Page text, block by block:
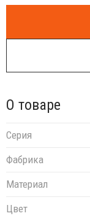
О товаре
Серия
Фабрика
Материал
Цвет